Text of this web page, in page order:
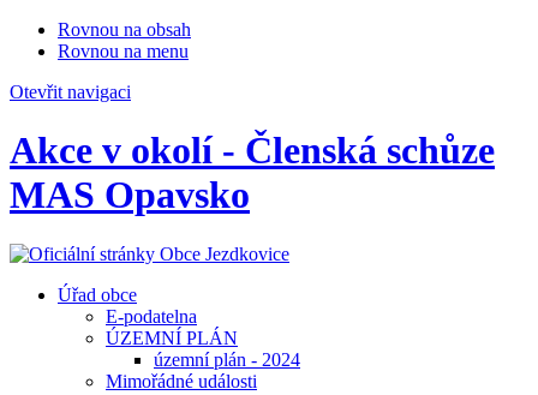
Rovnou na obsah
Rovnou na menu
Otevřit navigaci
Akce v okolí - Členská schůze
MAS Opavsko
Úřad obce
E-podatelna
ÚZEMNÍ PLÁN
územní plán - 2024
Mimořádné události